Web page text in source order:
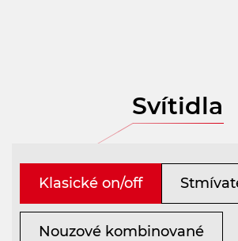
Svítidla
Klasické on/off
Nouzové kombinované